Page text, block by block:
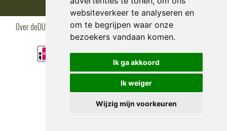
websiteverkeer te analyseren en
om te begrijpen waar onze
bezoekers vandaan komen.
Ik ga akkoord
Ik weiger
Wijzig mijn voorkeuren
Over deDUMP.nl Algemene voorwaardenPrivacy PolicyKlantenservice
CookiesBlogs